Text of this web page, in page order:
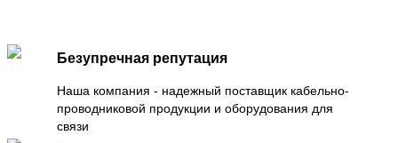
Безупречная репутация
Наша компания - надежный поставщик кабельно-
проводниковой продукции и оборудования для
связи